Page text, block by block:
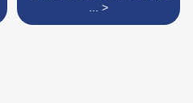
... >